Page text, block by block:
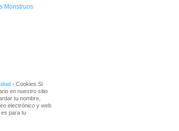
Monstruos
- Cookies Si
en nuestro sitio
tu nombre,
electrónico y web
para tu